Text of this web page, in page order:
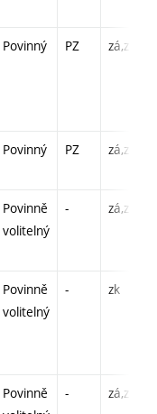
Povinný PZ zá,zk
Povinný PZ zá,zk
Povinně
volitelný
- zá,zk
Povinně
volitelný
- zk
Povinně
- zá,zk